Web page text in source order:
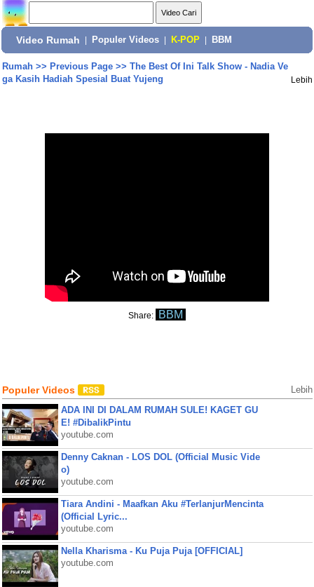
Video Rumah Populer Videos K-POP BBM
Rumah>> Previous Page>> The Best Of Ini Talk Show - Nadia Ve
ga Kasih Hadiah Spesial Buat Yujeng
Lebih
Share: BBM
Populer Videos Lebih
ADA INI DI DALAM RUMAH SULE! KAGET GU
E! #DibalikPintu
youtube.com
Denny Caknan - LOS DOL (Official Music Vide
o)
youtube.com
Tiara Andini - Maafkan Aku #TerlanjurMencinta
(Official Lyric...
youtube.com
Nella Kharisma - Ku Puja Puja [OFFICIAL]
youtube.com